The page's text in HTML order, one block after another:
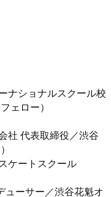
ナショナルスクール校
ェロー）
社 代表取締役／渋谷
ケートスクール
ューサー／渋谷花魁オ